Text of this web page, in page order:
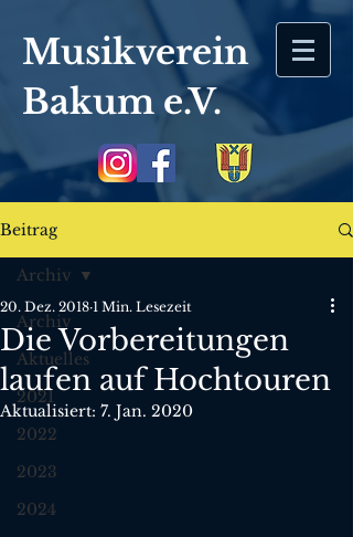
Musikverein
Bakum e.V.
Beitrag
Archiv
Aktuelles
2021
2022
2023
2024
Archiv
Die Vorbereitungen
laufen auf Hochtouren
20. Dez. 2018 1 Min. Lesezeit
Aktualisiert: 7. Jan. 2020